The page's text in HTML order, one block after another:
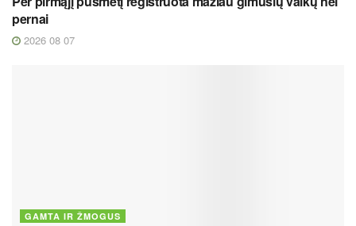
pernai
2026 08 07
GAMTA IR ŽMOGUS